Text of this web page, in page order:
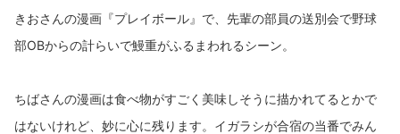
きおさんの漫画『プレイボール』で、先輩の部員の送別会で野球
部OBからの計らいで鰻重がふるまわれるシーン。
ちばさんの漫画は食べ物がすごく美味しそうに描かれてるとかで
はないけれど、妙に心に残ります。イガラシが合宿の当番でみん